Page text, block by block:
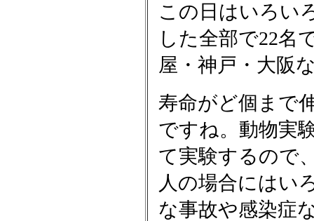
この日はいろい
した全部で22名
屋・神戸・大阪
寿命がど個まで
ですね。動物実
て実験するので
人の場合にはい
な事故や感染症